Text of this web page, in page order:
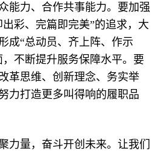
能力、合作共事能力。要加强
彩、完篇即完美”的追求，大
成“总动员、齐上阵、作示
不断提升服务保障水平。要
革思维、创新理念、务实举
力打造更多叫得响的履职品
量，奋斗开创未来。让我们